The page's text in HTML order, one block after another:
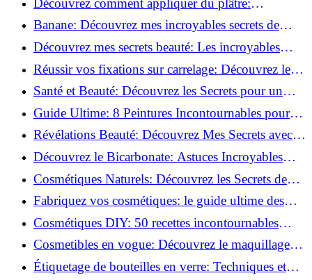
Découvrez comment appliquer du plâtre:
Techniques pour un mur intérieur parfait!
Banane: Découvrez mes incroyables secrets de
beauté!
Découvrez mes secrets beauté: Les incroyables
vertus du curcuma!
Réussir vos fixations sur carrelage: Découvrez les
astuces infaillibles !
Santé et Beauté: Découvrez les Secrets pour un
Bien-être Optimal!
Guide Ultime: 8 Peintures Incontournables pour
Bois Extérieurs!
Révélations Beauté: Découvrez Mes Secrets avec le
Thé Vert Matcha!
Découvrez le Bicarbonate: Astuces Incroyables
pour Votre Quotidien!
Cosmétiques Naturels: Découvrez les Secrets de
Beauté Éco-responsables!
Fabriquez vos cosmétiques: le guide ultime des
produits de beauté maison!
Cosmétiques DIY: 50 recettes incontournables
pour sublimer votre beauté naturelle!
Cosmetibles en vogue: Découvrez le maquillage
100% comestible!
Étiquetage de bouteilles en verre: Techniques et